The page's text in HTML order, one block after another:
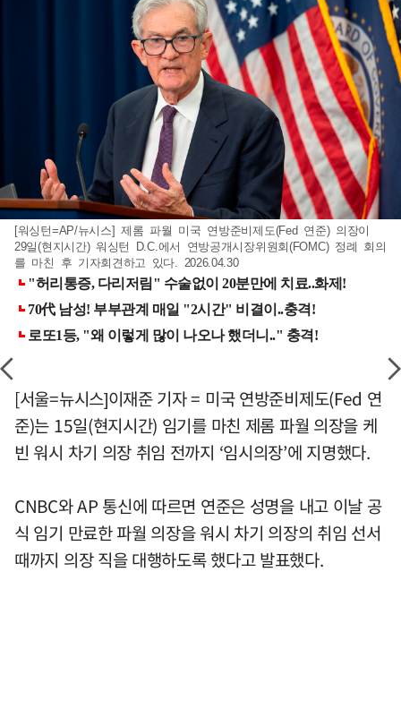
[워싱턴=AP/뉴시스] 제롬 파월 미국 연방준비제도(Fed 연준) 의장이
29일(현지시간) 워싱턴 D.C.에서 연방공개시장위원회(FOMC) 정례 회의
를 마친 후 기자회견하고 있다. 2026.04.30
[서울=뉴시스]이재준 기자 = 미국 연방준비제도(Fed 연
준)는 15일(현지시간) 임기를 마친 제롬 파월 의장을 케
빈 워시 차기 의장 취임 전까지 ‘임시의장’에 지명했다.
CNBC와 AP 통신에 따르면 연준은 성명을 내고 이날 공
식 임기 만료한 파월 의장을 워시 차기 의장의 취임 선서
때까지 의장 직을 대행하도록 했다고 발표했다.